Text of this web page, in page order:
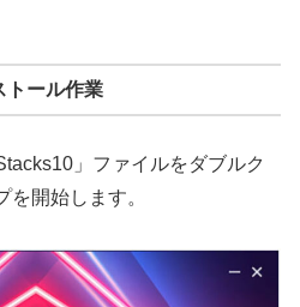
ール作業
」ファイルをダブルク
を開始します。